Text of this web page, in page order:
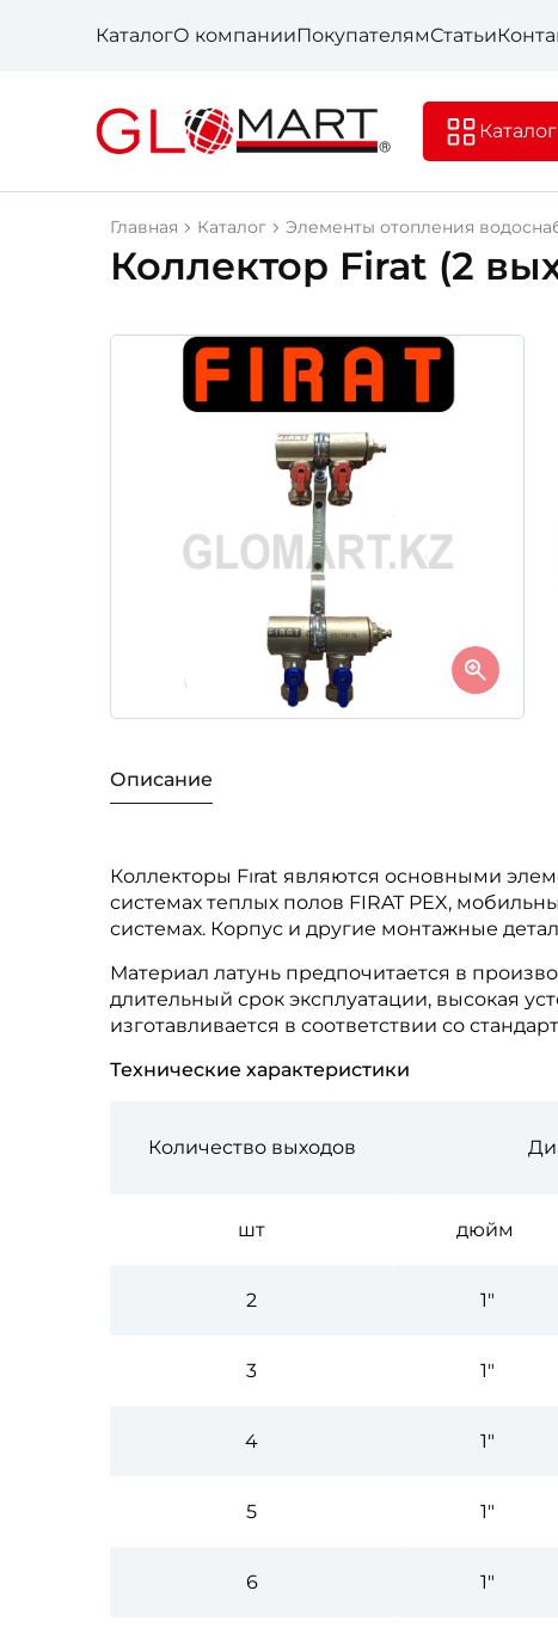
КаталогО компанииПокупателямСтатьи
Главная Каталог Элементы отопления
Коллектор Firat (2
Описание
Коллекторы Fırat являются основными
системах теплых полов FIRAT PEX,
системах. Корпус и другие монтажные
Материал латунь предпочитается в
длительный срок эксплуатации, высокая
изготавливается в соответствии со
Технические характеристики
Количество выходов
шт дюйм
2 1"
3 1"
4 1"
5 1"
6 1"